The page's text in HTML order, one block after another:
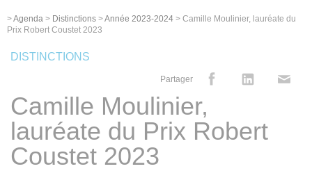
>Agenda > Distinctions >Année 2023-2024 > Camille Moulinier, lauréate du
Prix Robert Coustet 2023
DISTINCTIONS
Partager
Camille Moulinier,
lauréate du Prix Robert
Coustet 2023